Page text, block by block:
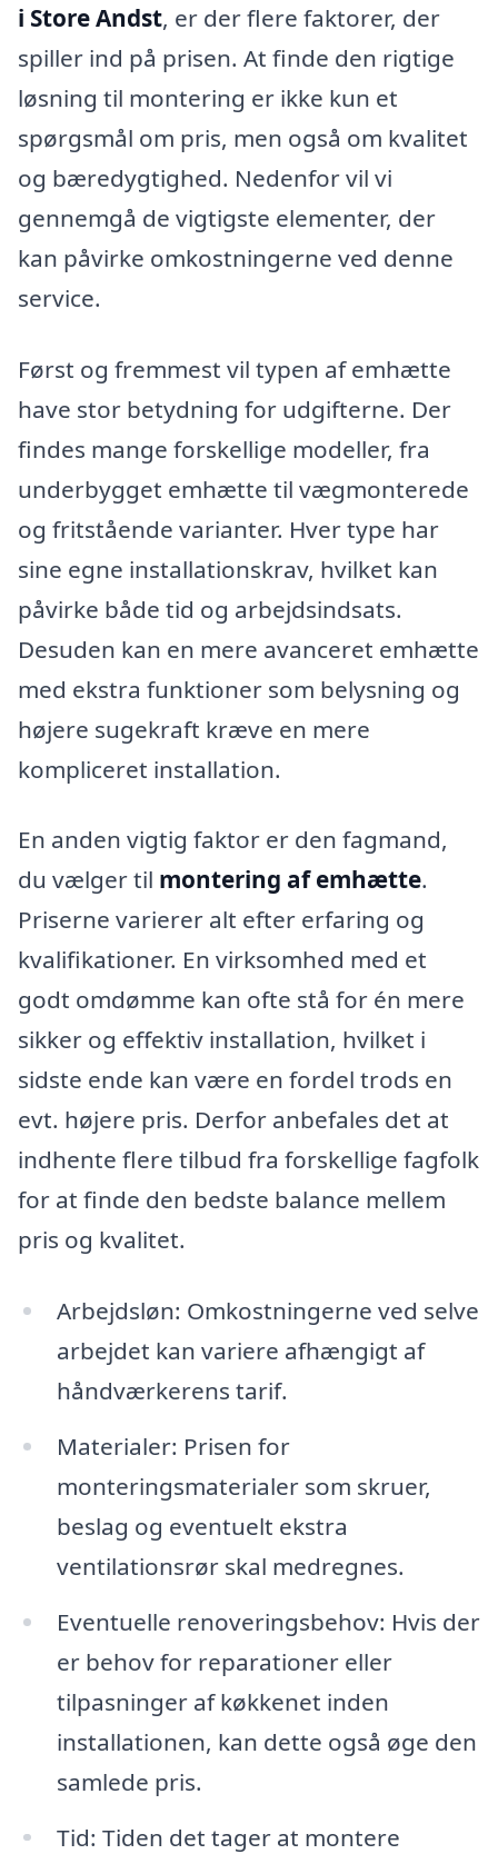
i Store Andst, er der flere faktorer, der
spiller ind på prisen. At finde den rigtige
løsning til montering er ikke kun et
spørgsmål om pris, men også om kvalitet
og bæredygtighed. Nedenfor vil vi
gennemgå de vigtigste elementer, der
kan påvirke omkostningerne ved denne
service.
Først og fremmest vil typen af emhætte
have stor betydning for udgifterne. Der
findes mange forskellige modeller, fra
underbygget emhætte til vægmonterede
og fritstående varianter. Hver type har
sine egne installationskrav, hvilket kan
påvirke både tid og arbejdsindsats.
Desuden kan en mere avanceret emhætte
med ekstra funktioner som belysning og
højere sugekraft kræve en mere
kompliceret installation.
En anden vigtig faktor er den fagmand,
du vælger til montering af emhætte.
Priserne varierer alt efter erfaring og
kvalifikationer. En virksomhed med et
godt omdømme kan ofte stå for én mere
sikker og effektiv installation, hvilket i
sidste ende kan være en fordel trods en
evt. højere pris. Derfor anbefales det at
indhente flere tilbud fra forskellige fagfolk
for at finde den bedste balance mellem
pris og kvalitet.
Arbejdsløn: Omkostningerne ved selve
arbejdet kan variere afhængigt af
håndværkerens tarif.
Materialer: Prisen for
monteringsmaterialer som skruer,
beslag og eventuelt ekstra
ventilationsrør skal medregnes.
Eventuelle renoveringsbehov: Hvis der
er behov for reparationer eller
tilpasninger af køkkenet inden
installationen, kan dette også øge den
samlede pris.
Tid: Tiden det tager at montere